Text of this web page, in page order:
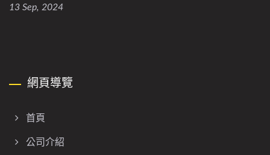
13 Sep, 2024
網頁導覽
首頁
公司介紹